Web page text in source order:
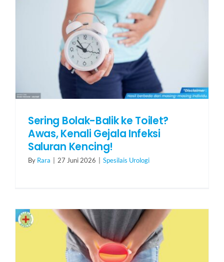
Sering Bolak-Balik ke Toilet?
Awas, Kenali Gejala Infeksi
Saluran Kencing!
By Rara 27 Juni 2026 Spesilais Urologi